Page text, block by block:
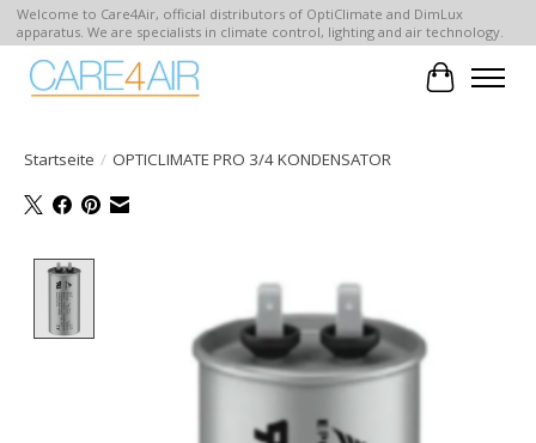
Welcome to Care4Air, official distributors of OptiClimate and DimLux
apparatus. We are specialists in climate control, lighting and air technology.
Ihr
Startseite / OPTICLIMATE PRO 3/4 KONDENSATOR